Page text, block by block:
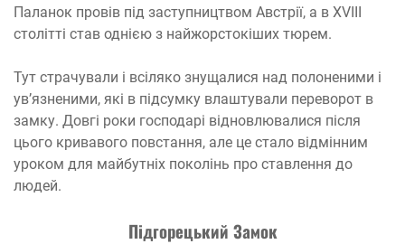
Паланок провів під заступництвом Австрії, а в XVIII
столітті став однією з найжорстокіших тюрем.
Тут страчували і всіляко знущалися над полоненими і
ув’язненими, які в підсумку влаштували переворот в
замку. Довгі роки господарі відновлювалися після
цього кривавого повстання, але це стало відмінним
уроком для майбутніх поколінь про ставлення до
людей.
Підгорецький Замок